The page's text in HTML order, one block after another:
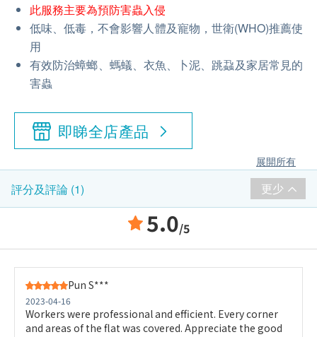
此服務主要為預防害蟲入侵
低味、低毒，不會影響人體及寵物，世衛(WHO)推薦使
用
有效防治蟑螂、螞蟻、衣魚、卜泥、跳蝨及家居常見的
害蟲
即睇全店產品
展開所有
評分及評論 (1) 更少
5.0/5
Pun S***
2023-04-16
Workers were professional and efficient. Every corner
and areas of the flat was covered. Appreciate the good